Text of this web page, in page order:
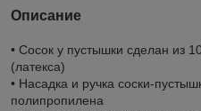
Описание
• Сосок у пустышки сделан из
(латекса)
• Насадка и ручка соски-
полипропилена